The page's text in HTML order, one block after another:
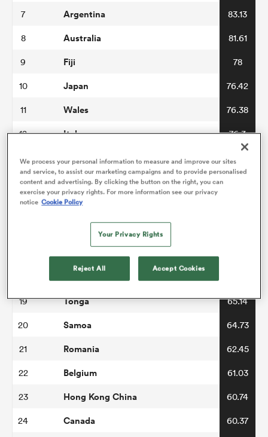
7 Argentina 83.13
8 Australia 81.61
9 Fiji 78
10 Japan 76.42
11 Wales 76.38
12 Italy 76.3
13 Georgia 73.94
14 USA
15 Portugal
Spain
19 Tonga 65.14
20 Samoa 64.73
21 Romania 62.45
22 Belgium 61.03
23 Hong Kong China 60.74
24 Canada 60.37
We process your personal information to measure and improve our sites
and service, to assist our marketing campaigns and to provide personalised
content and advertising. By clicking the button on the right, you can
exercise your privacy rights. For more information see our privacy
notice Cookie Policy
Your Privacy Rights
Reject All Accept Cookies